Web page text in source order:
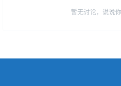
暂无讨论，说说